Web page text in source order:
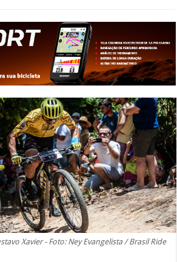
Xavier - Foto: Ney Evangelista / Brasil Ride